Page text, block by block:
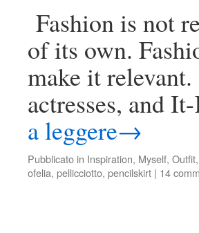
Fashion is not
of its own.
make it
actresses, and
a leggere→
Pubblicato in Inspiration, Myself, Outfit,
ofelia, pellicciotto, pencilskirt | 14